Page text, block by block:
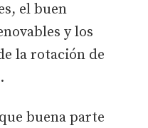
el buen
y los
la rotación de
buena parte